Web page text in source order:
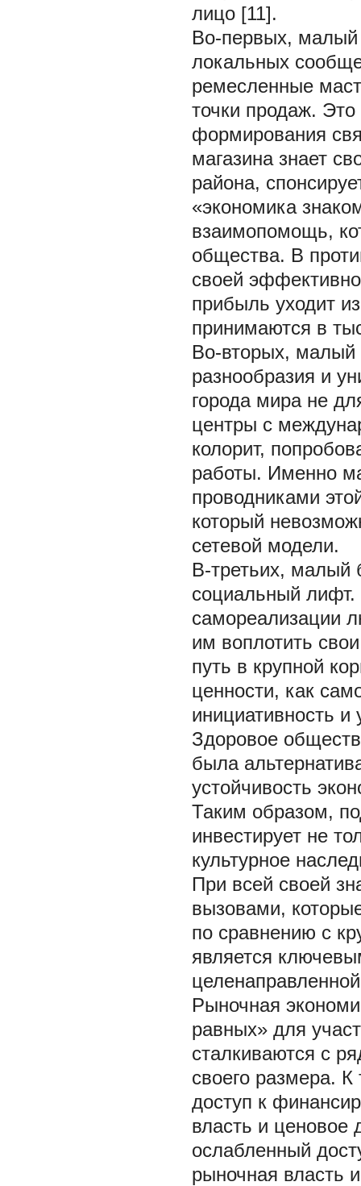
лицо [11].
Во-первых, малый
локальных
ремесленные
точки продаж. Это
формирования
магазина знает
района,
«экономика
взаимопомощь,
общества. В
своей
прибыль уходит
принимаются в
Во-вторых, малый
разнообразия и
города мира не
центры с
колорит,
работы. Именно
проводниками
который
сетевой модели.
В-третьих, малый
социальный лифт.
самореализации
им воплотить
путь в крупной
ценности, как
инициативность
Здоровое
была
устойчивость
Таким образом,
инвестирует не
культурное
При всей своей
вызовами,
по сравнению с
является
Рыночная
равных» для
сталкиваются с
своего размера.
доступ к
власть и ценовое
ослабленный
рыночная власть